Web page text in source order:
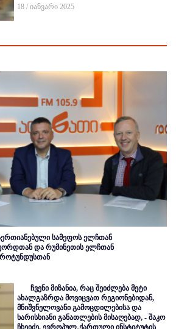
18 / იანვარი 2025
სამეფოს ელჩთან
და რუმინეთის ელჩთან
ჩვენი მიზანია, რაც შეიძლება მეტი
ახალგაზრდა მოვიცვათ რეგიონებიდან,
მნიშვნელოვანი გამოცდილებისა და
ხარისხიანი განათლების მისაღებად, - შაკო